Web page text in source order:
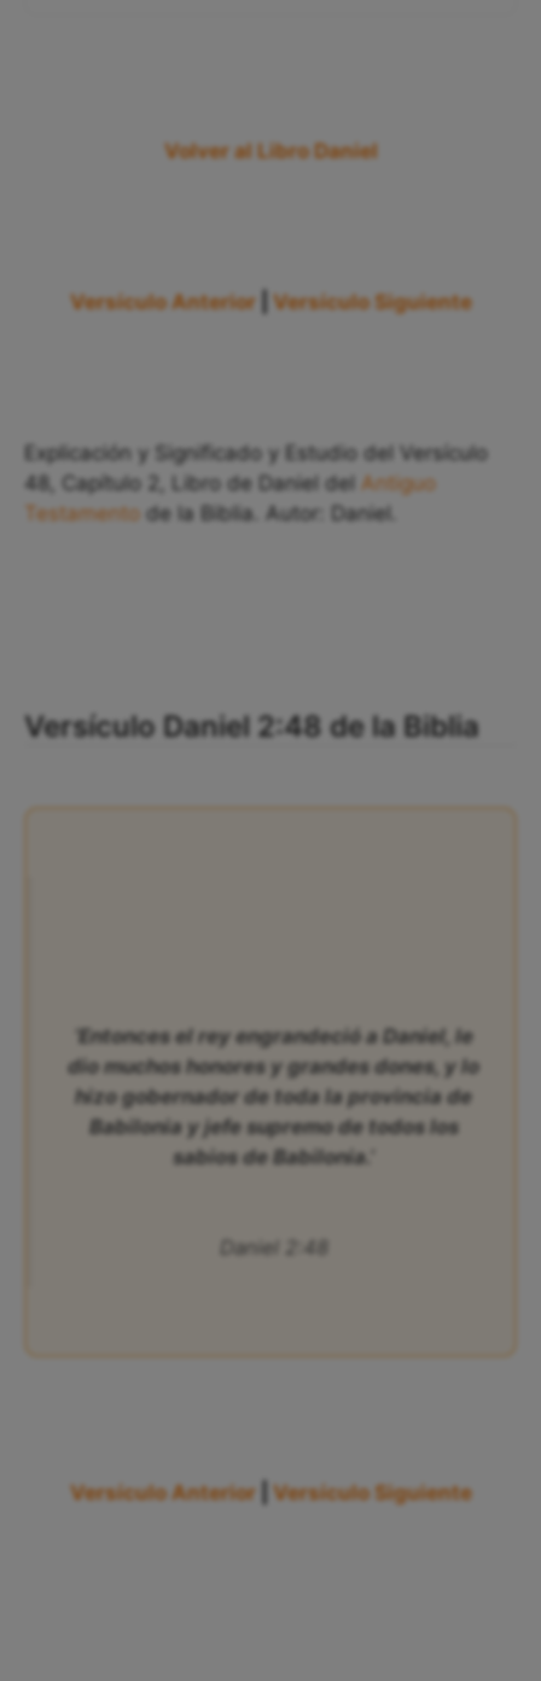
Volver al Libro Daniel
Versículo Anterior Versículo Siguiente
Explicación y Significado y Estudio del Versículo
48, Capítulo 2, Libro de Daniel del Antiguo
Testamento de la Biblia. Autor: Daniel.
Versículo Daniel 2:48 de la Biblia
‘Entonces el rey engrandeció a Daniel, le
dio muchos honores y grandes dones, y lo
hizo gobernador de toda la provincia de
Babilonia y jefe supremo de todos los
sabios de Babilonia.’
Daniel 2:48
Versículo Anterior Versículo Siguiente